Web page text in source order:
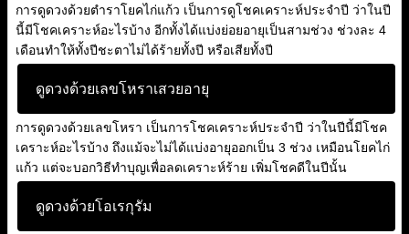
การดูดวงด้วยตำราโยคไก่แก้ว เป็นการดูโชคเคราะห์ประจำปี ว่าในปี
นี้มีโชคเคราะห์อะไรบ้าง อีกทั้งได้แบ่งย่อยอายุเป็นสามช่วง ช่วงละ 4
เดือนทำให้ทั้งปีชะตาไม่ได้ร้ายทั้งปี หรือเสียทั้งปี
ดูดวงด้วยเลขโหราเสวยอายุ
การดูดวงด้วยเลขโหรา เป็นการโชคเคราะห์ประจำปี ว่าในปีนี้มีโชค
เคราะห์อะไรบ้าง ถึงแม้จะไม่ได้แบ่งอายุออกเป็น 3 ช่วง เหมือนโยคไก่
แก้ว แต่จะบอกวิธีทำบุญเพื่อลดเคราะห์ร้าย เพิ่มโชคดีในปีนั้น
ดูดวงด้วยโอเรกุรัม